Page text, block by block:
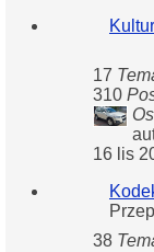
17
310
16 lis
38